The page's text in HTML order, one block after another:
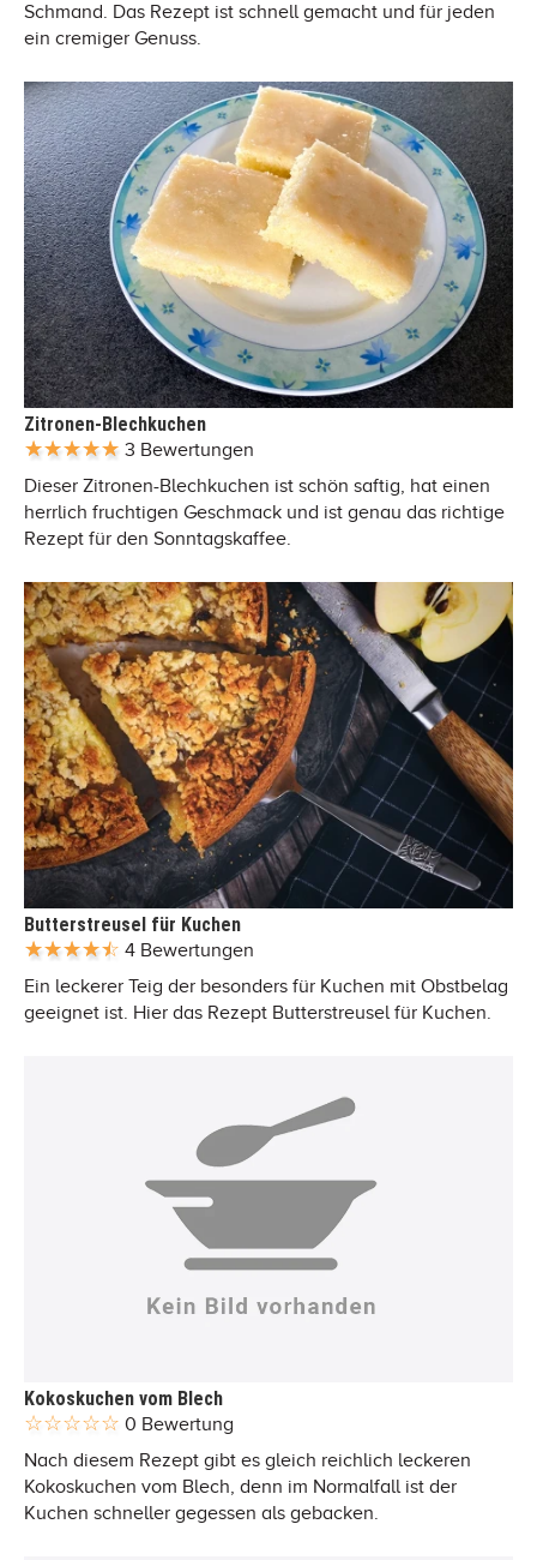
Schmand. Das Rezept ist schnell gemacht und für jeden
ein cremiger Genuss.
Zitronen-Blechkuchen
3 Bewertungen
Dieser Zitronen-Blechkuchen ist schön saftig, hat einen
herrlich fruchtigen Geschmack und ist genau das richtige
Rezept für den Sonntagskaffee.
Butterstreusel für Kuchen
4 Bewertungen
Ein leckerer Teig der besonders für Kuchen mit Obstbelag
geeignet ist. Hier das Rezept Butterstreusel für Kuchen.
Kokoskuchen vom Blech
0 Bewertung
Nach diesem Rezept gibt es gleich reichlich leckeren
Kokoskuchen vom Blech, denn im Normalfall ist der
Kuchen schneller gegessen als gebacken.